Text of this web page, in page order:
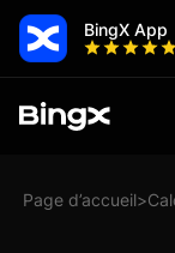
BingX App
Page d’accueil>